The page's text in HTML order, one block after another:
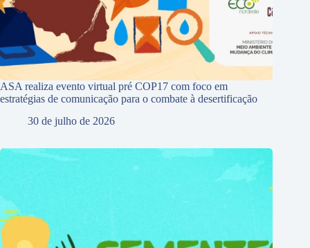
ASA realiza evento virtual pré COP17 com foco em
estratégias de comunicação para o combate à desertificação
30 de julho de 2026